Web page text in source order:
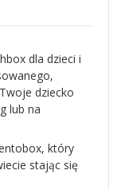
dla dzieci i
dziecko
lub na
który
stając się